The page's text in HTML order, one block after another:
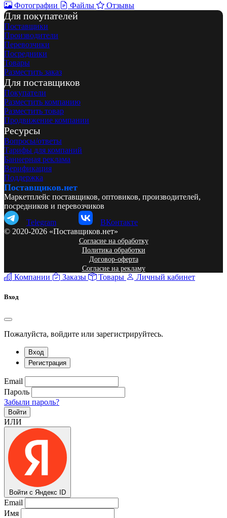
Фотографии Файлы Отзывы
Для покупателей
Поставщики
Производители
Перевозчики
Посредники
Товары
Разместить заказ
Для поставщиков
Покупатели
Разместить компанию
Разместить товар
Продвижение компании
Ресурсы
Вопросы/ответы
Тарифы для компаний
Баннерная реклама
Верификация
Поддержка
Поставщиков.нет
Маркетплейс поставщиков, оптовиков, производителей,
посредников и перевозчиков
Telegram
ВКонтакте
© 2020-2026 «Поставщиков.нет»
Согласие на обработку
Политика обработки
Договор-оферта
Согласие на рекламу
Компании Заказы Товары Личный кабинет
Вход
Пожалуйста, войдите или зарегистрируйтесь.
Вход
Регистрация
Email
Пароль
Забыли пароль?
Войти
ИЛИ
Войти с Яндекс ID
Email
Имя